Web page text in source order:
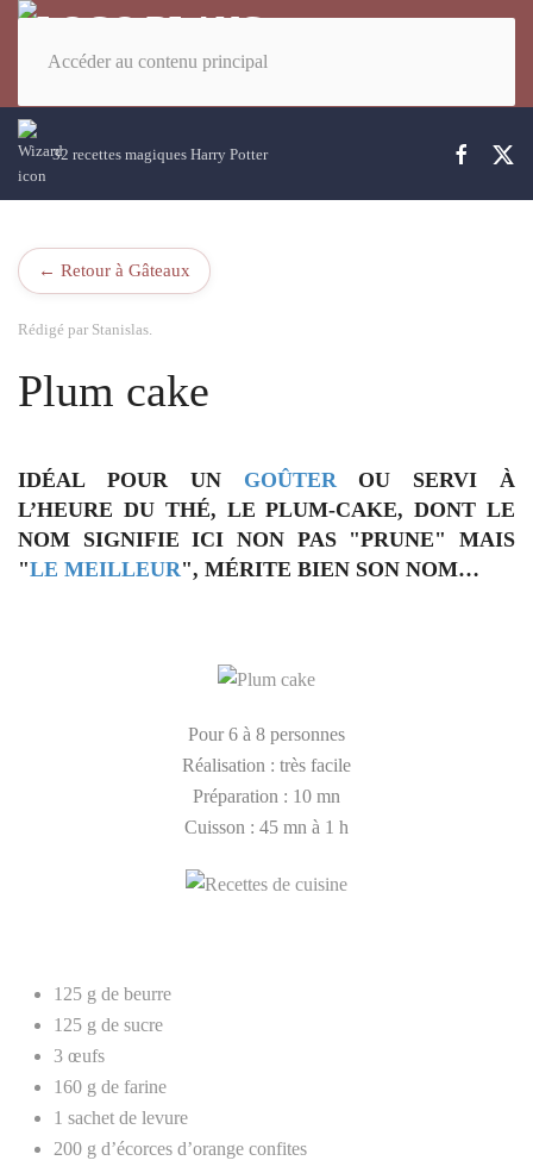
Accéder au contenu principal
32 recettes magiques Harry Potter
← Retour à Gâteaux
Rédigé par Stanislas.
Plum cake
IDÉAL POUR UN GOÛTEROU SERVI À
L’HEURE DU THÉ, LE PLUM-CAKE, DONT LE
NOM SIGNIFIE ICI NON PAS "PRUNE" MAIS
"LE MEILLEUR", MÉRITE BIEN SON NOM…
Pour 6 à 8 personnes
Réalisation : très facile
Préparation : 10 mn
Cuisson : 45 mn à 1 h
125 g de beurre
125 g de sucre
3 œufs
160 g de farine
1 sachet de levure
200 g d’écorces d’orange confites